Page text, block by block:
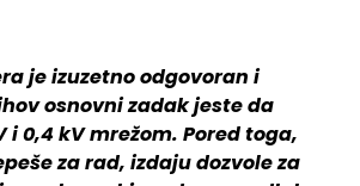
je izuzetno odgovoran i
osnovni zadak jeste da
i 0,4 kV mrežom. Pored toga,
za rad, izdaju dozvole za